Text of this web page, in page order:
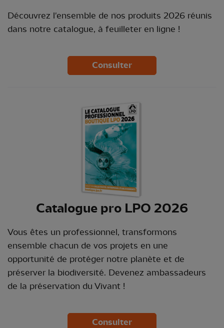
Découvrez l'ensemble de nos produits 2026 réunis
dans notre catalogue, à feuilleter en ligne !
Consulter
Catalogue pro LPO 2026
Vous êtes un professionnel, transformons
ensemble chacun de vos projets en une
opportunité de protéger notre planète et de
préserver la biodiversité. Devenez ambassadeurs
de la préservation du Vivant !
Consulter